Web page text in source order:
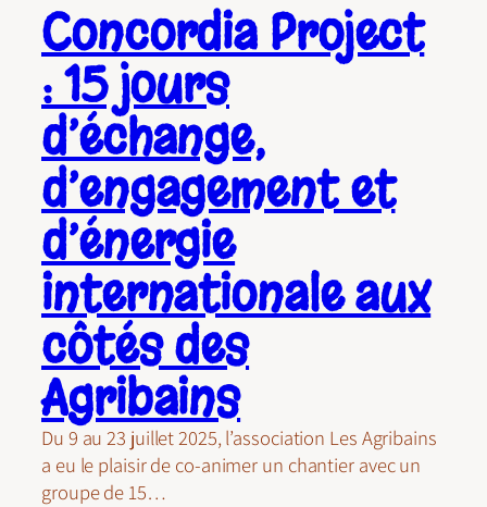
Concordia Project
: 15 jours
d’échange,
d’engagement et
d’énergie
internationale aux
côtés des
Agribains
Du 9 au 23 juillet 2025, l’association Les Agribains
a eu le plaisir de co-animer un chantier avec un
groupe de 15…